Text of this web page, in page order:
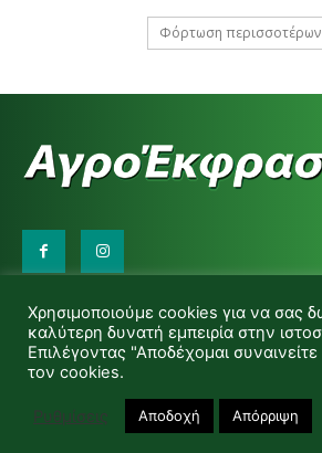
Φόρτωση περισσοτέρων
d.makas@yahoo.gr
info@agrofitro.gr
Μακάς Ντίνος
Χρησιμοποιούμε cookies για να σας
καλύτερη δυνατή εμπειρία στην
Επιλέγοντας "Αποδέχομαι
τον cookies.
Ρυθμίσεις Αποδοχή Απόρριψη